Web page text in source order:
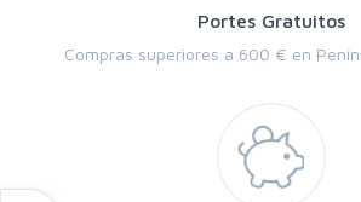
Portes Gratuitos
Compras superiores a 600 € en